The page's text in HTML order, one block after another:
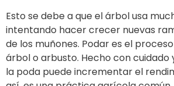
Esto se debe a que el árbol usa
intentando hacer crecer nuevas
de los muñones. Podar es el
árbol o arbusto. Hecho con
la poda puede incrementar el